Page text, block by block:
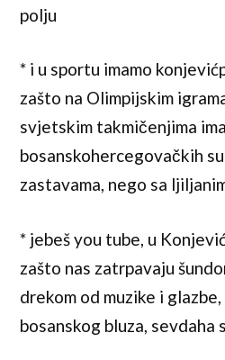
polju
* i u sportu imamo
zašto na Olimpijskim
svjetskim takmičenjima
bosanskohercegovačkih
zastavama, nego sa
* jebeš you tube, u
zašto nas zatrpavaju
drekom od muzike i
bosanskog bluza, sevdaha